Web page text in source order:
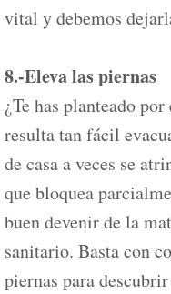
vital y debemos
8.-Eleva las piernas
¿Te has planteado
resulta tan fácil
de casa a veces se
que bloquea
buen devenir de la
sanitario. Basta con
piernas para